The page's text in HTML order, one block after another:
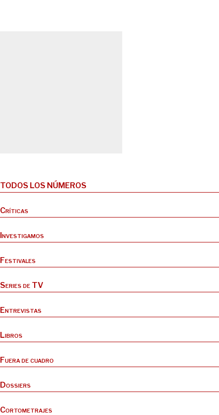
TODOS LOS NÚMEROS
Críticas
Investigamos
Festivales
Series de TV
Entrevistas
Libros
Fuera de cuadro
Dossiers
Cortometrajes